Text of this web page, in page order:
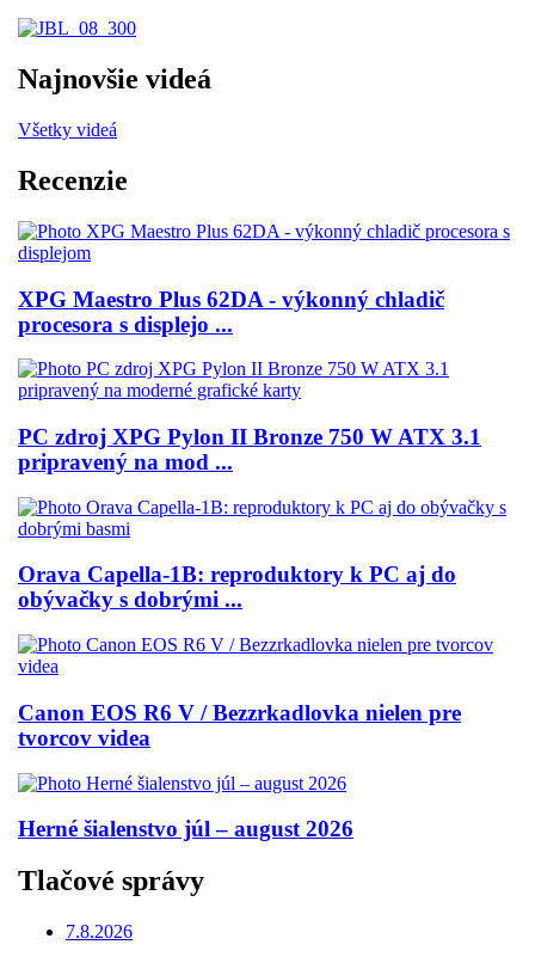
Najnovšie videá
Všetky videá
Recenzie
XPG Maestro Plus 62DA - výkonný chladič
procesora s displejo ...
PC zdroj XPG Pylon II Bronze 750 W ATX 3.1
pripravený na mod ...
Orava Capella-1B: reproduktory k PC aj do
obývačky s dobrými ...
Canon EOS R6 V / Bezzrkadlovka nielen pre
tvorcov videa
Herné šialenstvo júl – august 2026
Tlačové správy
7.8.2026